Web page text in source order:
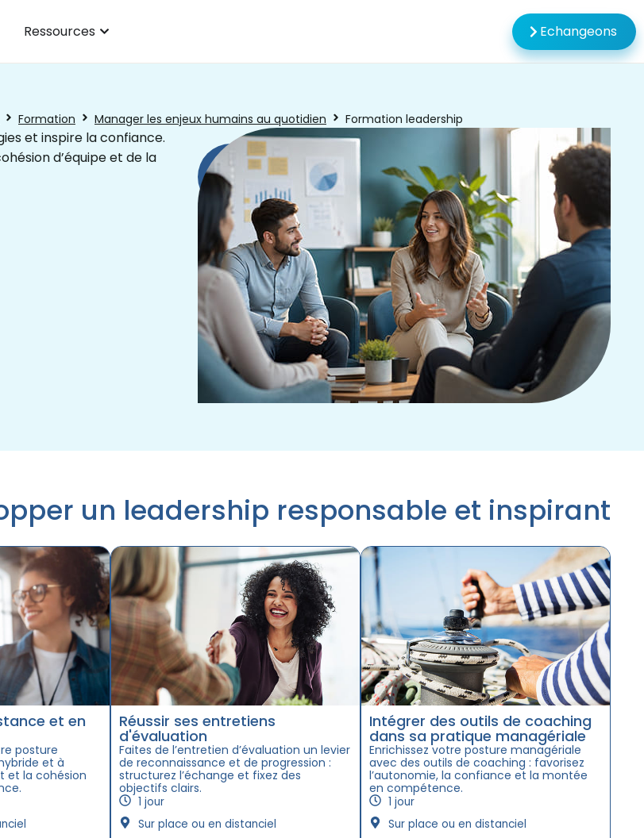
Ressources Echangeons
Formation Manager les enjeux humains au quotidien Formation leadership
et inspire la confiance.
d’équipe et de la
Prendre
rendez-
vous
Télécharger
notre
catalogue
un leadership responsable et inspirant
et en
posture
et à
et la cohésion
Réussir ses entretiens
d'évaluation
Faites de l’entretien d’évaluation un levier
de reconnaissance et de progression :
structurez l’échange et fixez des
objectifs clairs.
1 jour
Sur place ou en distanciel
Intégrer des outils de coaching
dans sa pratique managériale
Enrichissez votre posture managériale
avec des outils de coaching : favorisez
l’autonomie, la confiance et la montée
en compétence.
1 jour
Sur place ou en distanciel